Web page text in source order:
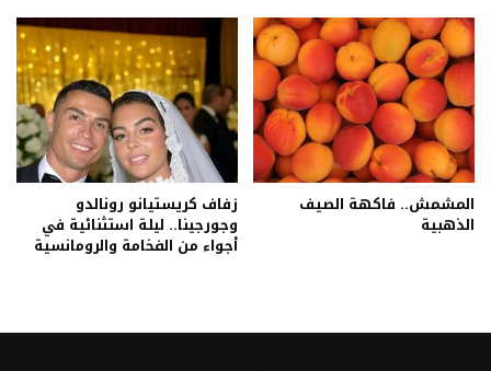
المشمش.. فاكهة الصيف
الذهبية
زفاف كريستيانو رونالدو
وجورجينا.. ليلة استثنائية في
أجواء من الفخامة والرومانسية